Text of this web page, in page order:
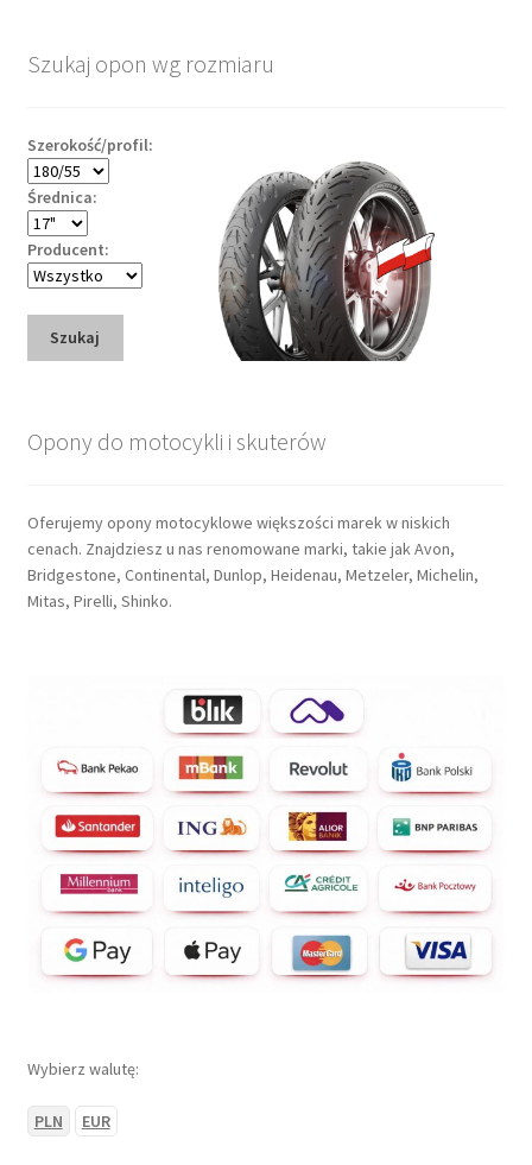
Szukaj opon wg rozmiaru
Szerokość/profil:
Średnica:
Producent:
Szukaj
Opony do motocykli i skuterów
Oferujemy opony motocyklowe większości marek w niskich
cenach. Znajdziesz u nas renomowane marki, takie jak Avon,
Bridgestone, Continental, Dunlop, Heidenau, Metzeler, Michelin,
Mitas, Pirelli, Shinko.
Wybierz walutę:
PLN EUR